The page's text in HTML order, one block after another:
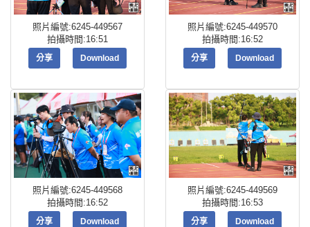
照片編號:6245-449567
拍攝時間:16:51
分享 Download
照片編號:6245-449570
拍攝時間:16:52
分享 Download
照片編號:6245-449568
拍攝時間:16:52
分享 Download
照片編號:6245-449569
拍攝時間:16:53
分享 Download